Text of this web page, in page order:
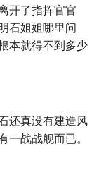
开了指挥官官
石姐姐哪里问
本就得不到多少
还真没有建造风
一战战舰而已。